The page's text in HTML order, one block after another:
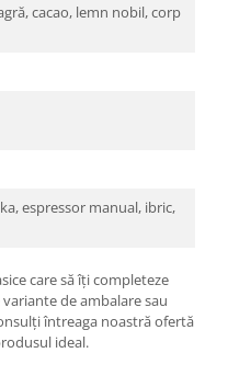
cacao, lemn nobil, corp
espressor manual, ibric,
care să îți completeze
de ambalare sau
întreaga noastră ofertă
ideal.